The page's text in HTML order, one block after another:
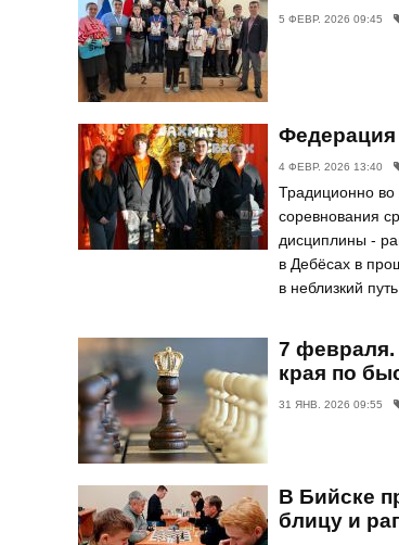
5 ФЕВР. 2026 09:45
Федерация
4 ФЕВР. 2026 13:40
Традиционно во
соревнования
дисциплины -
в Дебёсах в
в неблизкий
7 февраля.
края по
31 ЯНВ. 2026 09:55
В Бийске
блицу и